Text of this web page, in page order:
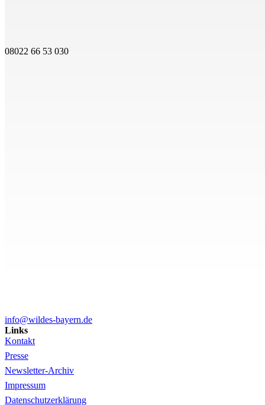
08022 66 53 030
info@wildes-bayern.de
Links
Kontakt
Presse
Newsletter-Archiv
Impressum
Datenschutzerklärung